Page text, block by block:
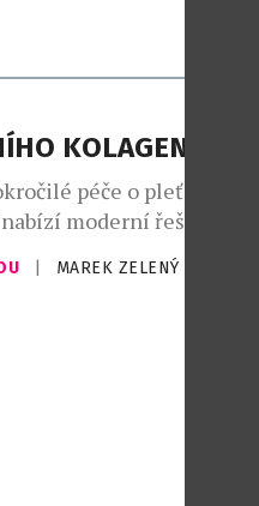
KOLAGENU
péče o pleť od
moderní řešení pro
pleti. Bioaktivní
syntézu kolagenu v
MAREK ZELENÝ